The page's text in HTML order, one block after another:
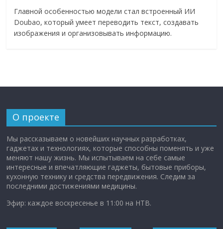
Главной особенностью модели стал встроенный ИИ
Doubao, который умеет переводить текст, создавать
изображения и организовывать информацию.
О проекте
Мы рассказываем о новейших научных разработках,
гаджетах и технологиях, которые способны поменять и уже
меняют нашу жизнь. Мы испытываем на себе самые
интересные и впечатляющие гаджеты, бытовые приборы,
кухонную технику и средства передвижения. Следим за
последними достижениями медицины.
Эфир: каждое воскресенье в 11:00 на НТВ.